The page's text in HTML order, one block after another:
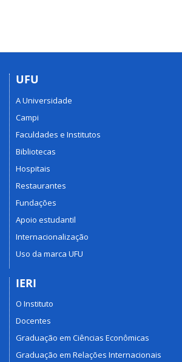
UFU
A Universidade
Campi
Faculdades e Institutos
Bibliotecas
Hospitais
Restaurantes
Fundações
Apoio estudantil
Internacionalização
Uso da marca UFU
IERI
O Instituto
Docentes
Graduação em Ciências Econômicas
Graduação em Relações Internacionais